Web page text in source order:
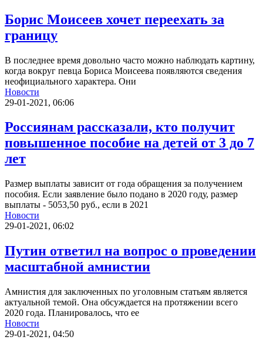
Борис Моисеев хочет переехать за
границу
В последнее время довольно часто можно наблюдать картину,
когда вокруг певца Бориса Моисеева появляются сведения
неофициального характера. Они
Новости
29-01-2021, 06:06
Россиянам рассказали, кто получит
повышенное пособие на детей от 3 до 7
лет
Размер выплаты зависит от года обращения за получением
пособия. Если заявление было подано в 2020 году, размер
выплаты - 5053,50 руб., если в 2021
Новости
29-01-2021, 06:02
Путин ответил на вопрос о проведении
масштабной амнистии
Амнистия для заключенных по уголовным статьям является
актуальной темой. Она обсуждается на протяжении всего
2020 года. Планировалось, что ее
Новости
29-01-2021, 04:50